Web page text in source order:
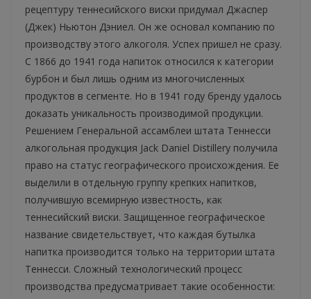
рецептуру теннесийского виски придумал Джаспер
(Джек) Ньютон Дэниел. Он же основал компанию по
производству этого алкоголя. Успех пришел не сразу.
С 1866 до 1941 года напиток относился к категории
бурбон и был лишь одним из многочисленных
продуктов в сегменте. Но в 1941 году бренду удалось
доказать уникальность производимой продукции.
Решением Генеральной ассамблеи штата Теннесси
алкогольная продукция Jack Daniel Distillery получила
право на статус географического происхождения. Ее
выделили в отдельную группу крепких напитков,
получившую всемирную известность, как
теннесийский виски. Защищенное географическое
название свидетельствует, что каждая бутылка
напитка производится только на территории штата
Теннесси. Сложный технологический процесс
производства предусматривает такие особенности: